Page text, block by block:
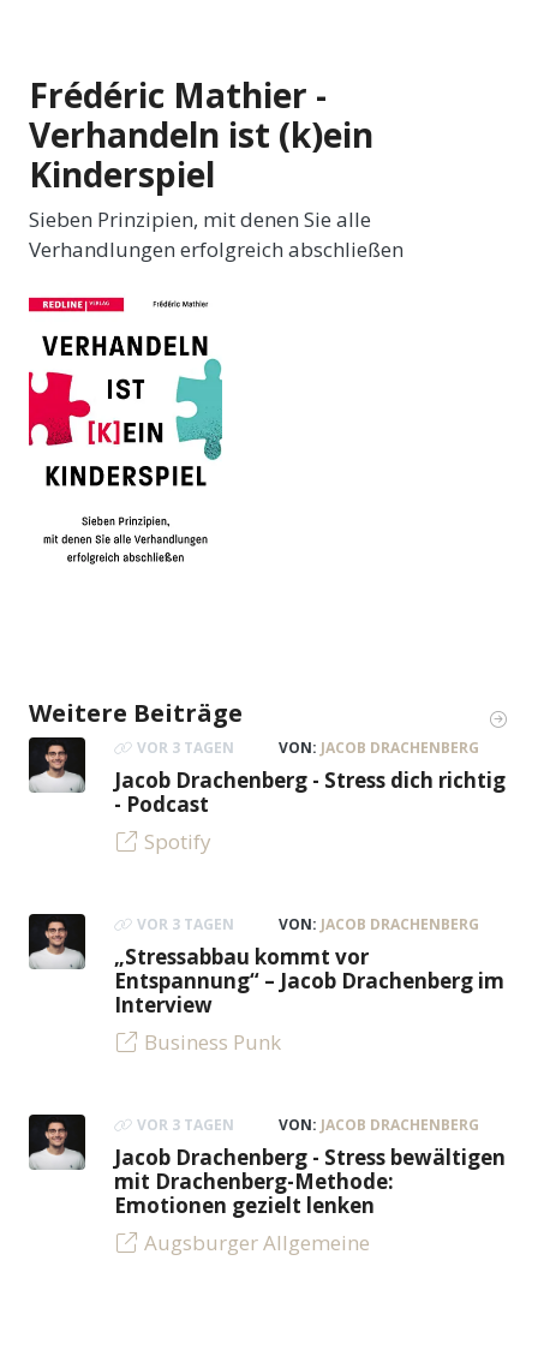
Frédéric Mathier -
Verhandeln ist (k)ein
Kinderspiel
Sieben Prinzipien, mit denen Sie alle
Verhandlungen erfolgreich abschließen
Weitere Beiträge
VOR 3 TAGEN VON: JACOB DRACHENBERG
Jacob Drachenberg - Stress dich richtig
- Podcast
Spotify
VOR 3 TAGEN VON: JACOB DRACHENBERG
„Stressabbau kommt vor
Entspannung“ – Jacob Drachenberg im
Interview
Business Punk
VOR 3 TAGEN VON: JACOB DRACHENBERG
Jacob Drachenberg - Stress bewältigen
mit Drachenberg-Methode:
Emotionen gezielt lenken
Augsburger Allgemeine